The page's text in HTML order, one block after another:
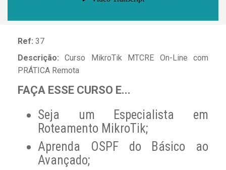
Ref: 37
Descrição: Curso MikroTik MTCRE On-Line com
PRÁTICA Remota
FAÇA ESSE CURSO E...
Seja um Especialista em
Roteamento MikroTik;
Aprenda OSPF do Básico ao
Avançado;